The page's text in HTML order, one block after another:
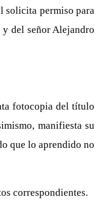
solicita permiso para
y del señor Alejandro
fotocopia del título
manifiesta su
que lo aprendido no
correspondientes.